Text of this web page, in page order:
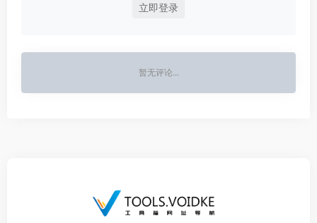
立即登录
暂无评论...